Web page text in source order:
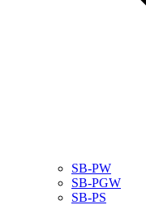
SB-PW
SB-PGW
SB-PS